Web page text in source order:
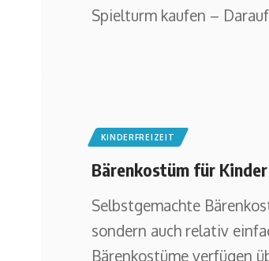
Spielturm kaufen –
KINDERFREIZEIT
Bärenkostüm für
Selbstgemachte
sondern auch relativ
Bärenkostüme verfügen